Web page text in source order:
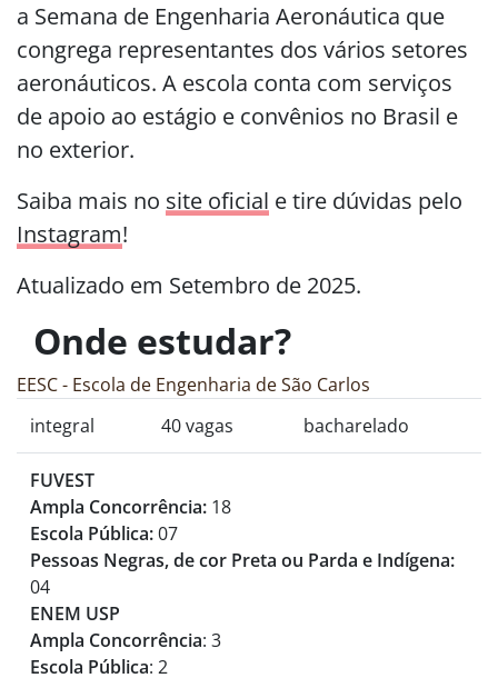
a Semana de Engenharia Aeronáutica que
congrega representantes dos vários setores
aeronáuticos. A escola conta com serviços
de apoio ao estágio e convênios no Brasil e
no exterior.
Saiba mais no site oficial e tire dúvidas pelo
Instagram!
Atualizado em Setembro de 2025.
Onde estudar?
EESC - Escola de Engenharia de São Carlos
integral
40 vagas bacharelado
FUVEST
Ampla Concorrência: 18
Escola Pública:07
Pessoas Negras, de cor Preta ou Parda e Indígena:
04
ENEM USP
Ampla Concorrência: 3
Escola Pública: 2